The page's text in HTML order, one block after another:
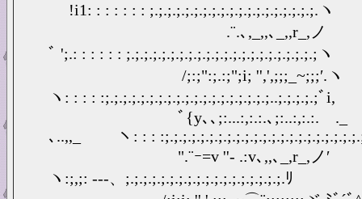
!i1: : : : : : : ;.;.;.;.;.;.;.;.;.;.;.;.;.;.;.;.;.;.;.ヽ
.¨.､,_,,､_,,r_,
ﾞ ';.: : : : : : ;.;.;.;.;.;.;.;.;.;.;.;.;.;.;.;.;.;.;.;.;.;ヽ
/;:;":;.:;";i;
ヽ: : : : :;.;.;.;.;.;.;.;.;.;.;.;.;.;.;.;.;.;.;..;.;.;.;.;ﾞi,
ﾞ{y､､;:...:,:.:.､;:..:,:.:. ._
､..,,_ ヽ: : :
".¨ｰ=v ''‐ .:v､,,､_,r_,ノ
ヽ:;,;: -‐‐、;.;.;.;.;.;.;.;.;.;.;.;.;.;.;.;.;.;.ﾘ